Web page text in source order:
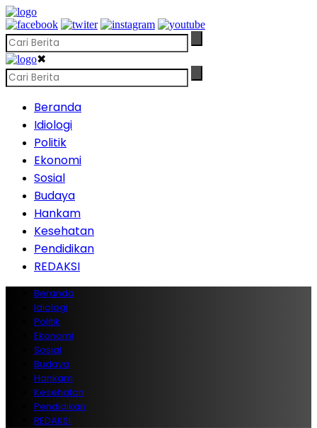
✖
Beranda
Idiologi
Politik
Ekonomi
Sosial
Budaya
Hankam
Kesehatan
Pendidikan
REDAKSI
Beranda
Idiologi
Politik
Ekonomi
Sosial
Budaya
Hankam
Kesehatan
Pendidikan
REDAKSI